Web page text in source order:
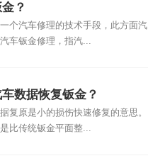
？
个汽车修理的技术手段，此方面汽
车钣金修理，指汽...
数据恢复钣金？
复原是小的损伤快速修复的意思。
比传统钣金平面整...